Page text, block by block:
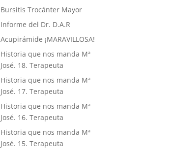
Bursitis Trocánter Mayor
Informe del Dr. D.A.R
Acupirámide ¡MARAVILLOSA!
Historia que nos manda Mª
José. 18. Terapeuta
Historia que nos manda Mª
José. 17. Terapeuta
Historia que nos manda Mª
José. 16. Terapeuta
Historia que nos manda Mª
José. 15. Terapeuta